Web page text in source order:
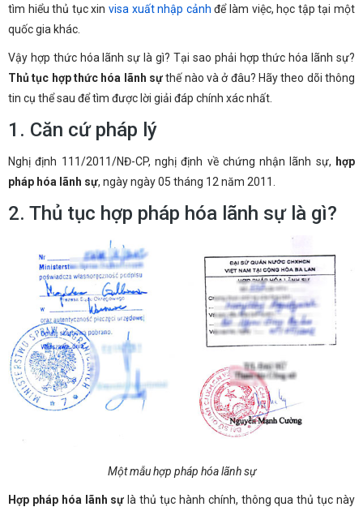
tìm hiểu thủ tục xin visa xuất nhập cảnh để làm việc, học tập tại một
quốc gia khác.
Vậy hợp thức hóa lãnh sự là gì? Tại sao phải hợp thức hóa lãnh sự?
Thủ tục hợp thức hóa lãnh sựthế nào và ở đâu? Hãy theo dõi thông
tin cụ thể sau để tìm được lời giải đáp chính xác nhất.
1. Căn cứ pháp lý
Nghị định 111/2011/NĐ-CP, nghị định về chứng nhận lãnh sự, hợp
pháp hóa lãnh sự, ngày ngày 05 tháng 12 năm 2011.
2. Thủ tục hợp pháp hóa lãnh sự là gì?
Một mẫu hợp pháp hóa lãnh sự
Hợp pháp hóa lãnh sự là thủ tục hành chính, thông qua thủ tục này